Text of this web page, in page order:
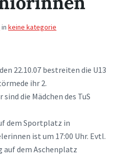
in keine kategorie
22.10.07 bestreiten die U13
ihr 2.
die Mädchen des TuS
dem Sportplatz in
ist um 17:00 Uhr. Evtl.
auf dem Aschenplatz